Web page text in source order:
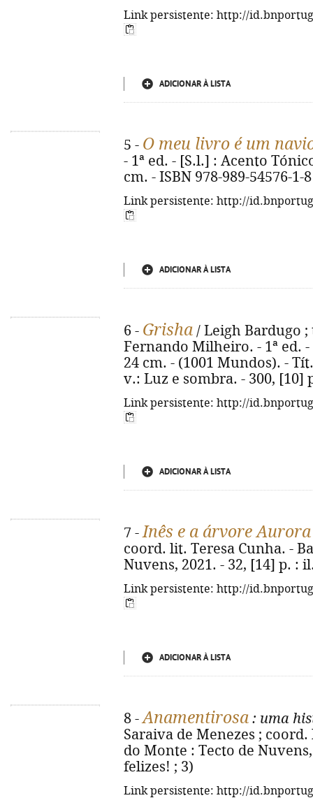
Link persistente: http://
ADICIONAR À LISTA
5 - O meu livro é um
- 1ª ed. - [S.l.] : Acento
cm. - ISBN 978-989-54576-1-8
Link persistente: http://
ADICIONAR À LISTA
6 - Grisha / Leigh Bardugo
Fernando Milheiro. - 1ª ed.
24 cm. - (1001 Mundos). -
v.: Luz e sombra. - 300, [10]
Link persistente: http://
ADICIONAR À LISTA
7 -Inês e a árvore Aurora
coord. lit. Teresa Cunha. -
Nuvens, 2021. - 32, [14] p. :
Link persistente: http://
ADICIONAR À LISTA
8 -Anamentirosa : uma
Saraiva de Menezes ;
do Monte : Tecto de
felizes! ; 3)
Link persistente: http://